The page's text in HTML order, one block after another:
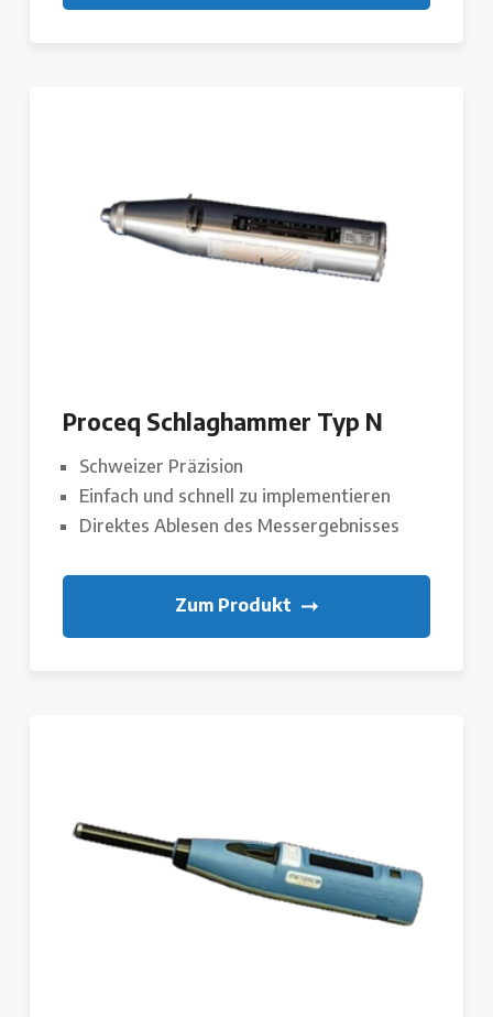
Proceq Schlaghammer Typ N
Schweizer Präzision
Einfach und schnell zu implementieren
Direktes Ablesen des Messergebnisses
Zum Produkt